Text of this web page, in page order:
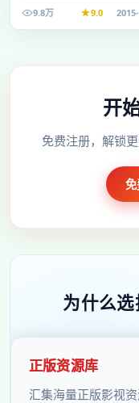
9.8万 9.0
开
免费注册，解锁
为什么选
正版资源库
汇集海量正版影视